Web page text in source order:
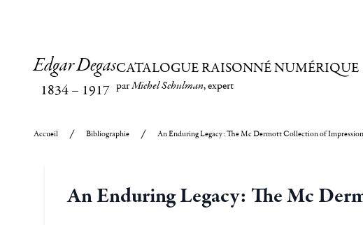
Edgar Degas
1834– 1917
CATALOGUE RAISONNÉ NUMÉRIQUE
parMichel Schulman, expert
Accueil Bibliographie An Enduring Legacy: The Mc Dermott Collection of
An Enduring Legacy: The Mc